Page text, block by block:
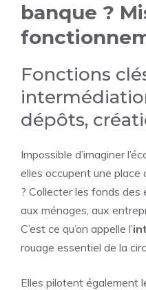
banque ?
Fonctions
dépôts,
Impossible d’imaginer
elles occupent une place
? Collecter les fonds
aux ménages, aux
C’est ce qu’on appelle l’
rouage essentiel de la
Elles pilotent également